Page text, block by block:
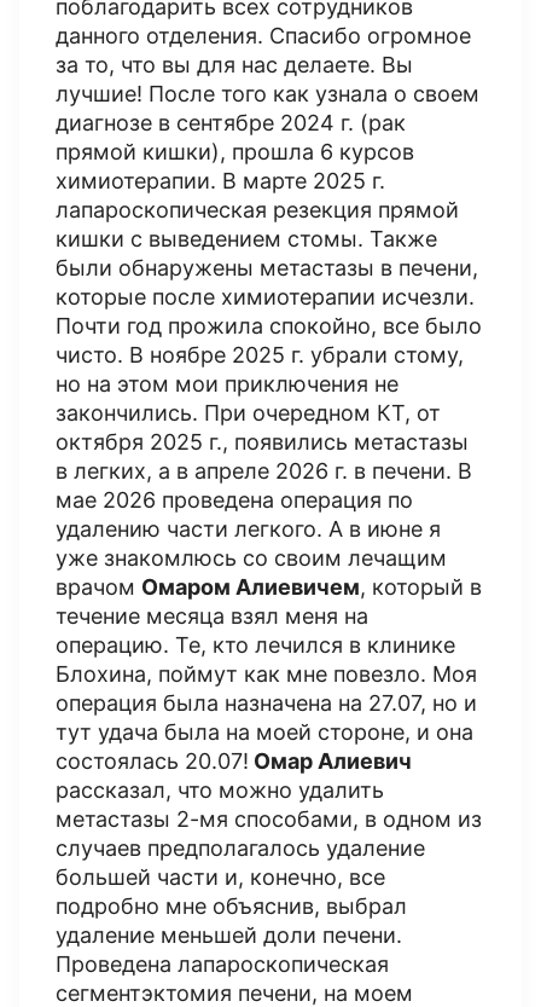
поблагодарить всех сотрудников
данного отделения. Спасибо огромное
за то, что вы для нас делаете. Вы
лучшие! После того как узнала о своем
диагнозе в сентябре 2024 г. (рак
прямой кишки), прошла 6 курсов
химиотерапии​. В марте 2025 г.
лапароскопическая резекция прямой
кишки с выведением стомы. Также
были обнаружены метастазы в печени,
которые после химиотерапии исчезли.
Почти год прожила спокойно, все было
чисто. В ноябре 2025 г. убрали стому,
но на этом мои приключения не
закончились. При очередном КТ​, от
октября 2025 г., появились метастазы
в легких, а в апреле 2026 г. в печени. В
мае 2026 проведена операция по
удалению части легкого. А в июне я
уже знакомлюсь со своим лечащим
врачом Омаром Алиевичем, который в
течение месяца взял меня на
операцию. Те, кто лечился в клинике
Блохина, поймут как мне повезло. Моя
операция была назначена на 27.07, но и
тут удача была на моей стороне, и она
состоялась 20.07! Омар Алиевич
рассказал, что можно удалить
метастазы 2-мя способами, в одном из
случаев предполагалось удаление
большей части и, конечно, все
подробно мне объяснив, выбрал
удаление меньшей доли печени.
Проведена лапароскопическая
сегментэктомия печени, на моем